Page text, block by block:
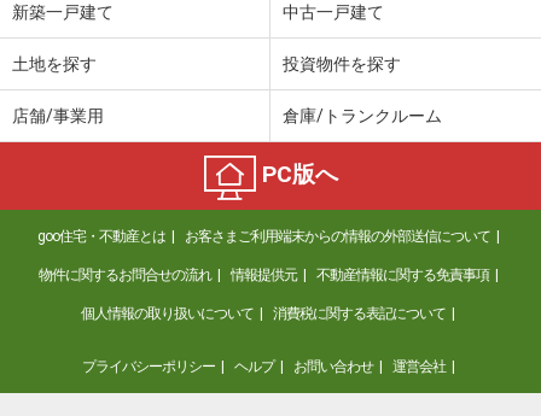
新築一戸建て 中古一戸建て
土地を探す 投資物件を探す
店舗/事業用 倉庫/トランクルーム
PC版へ
goo住宅・不動産とは お客さまご利用端末からの情報の外部送信について
物件に関するお問合せの流れ 情報提供元 不動産情報に関する免責事項
個人情報の取り扱いについて 消費税に関する表記について
プライバシーポリシー ヘルプ お問い合わせ 運営会社